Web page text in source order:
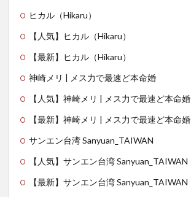
ヒカル（Hikaru）
【人気】ヒカル（Hikaru）
【最新】ヒカル（Hikaru）
神崎メリ | メス力で最速ど本命婚
【人気】神崎メリ | メス力で最速ど本命婚
【最新】神崎メリ | メス力で最速ど本命婚
サンエン台湾 Sanyuan_TAIWAN
【人気】サンエン台湾 Sanyuan_TAIWAN
【最新】サンエン台湾 Sanyuan_TAIWAN